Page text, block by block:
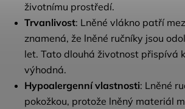
životnímu prostředí.
Trvanlivost: Lněné vlákno patří
znamená, že lněné ručníky jsou
let. Tato dlouhá životnost přispívá
výhodná.
Hypoalergenní vlastnosti: Lněné
pokožkou, protože lněný materiál